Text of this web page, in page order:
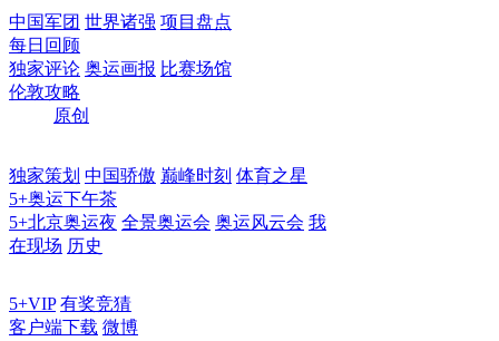
中国军团 世界诸强 项目盘点
每日回顾
独家评论 奥运画报 比赛场馆
伦敦攻略
原创
独家策划 中国骄傲 巅峰时刻 体育之星
5+奥运下午茶
5+北京奥运夜 全景奥运会 奥运风云会 我
在现场 历史
5+VIP 有奖竞猜
客户端下载 微博